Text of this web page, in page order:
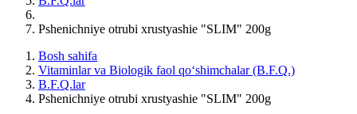
Pshenichniye otrubi xrustyashie "SLIM" 200g
Bosh sahifa
Vitaminlar va Biologik faol qo‘shimchalar (B.F.Q.)
B.F.Q.lar
Pshenichniye otrubi xrustyashie "SLIM" 200g